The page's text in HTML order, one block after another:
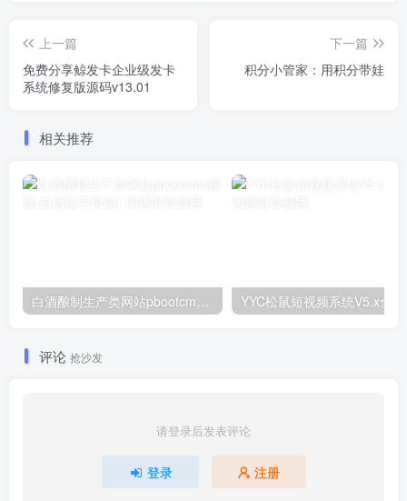
上一篇
免费分享鲸发卡企业级发卡
系统修复版源码v13.01
下一篇
积分小管家：用积分带娃
相关推荐
白酒酿制生产类网站pbootcms模板(自适应手机端) YYC松鼠短视频系统V5.x全
评论 抢沙发
请登录后发表评论
登录 注册